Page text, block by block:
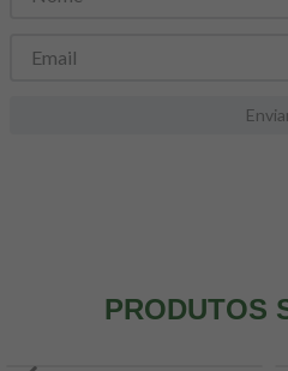
PRODUTOS
8º maca peruana
9 psyllium